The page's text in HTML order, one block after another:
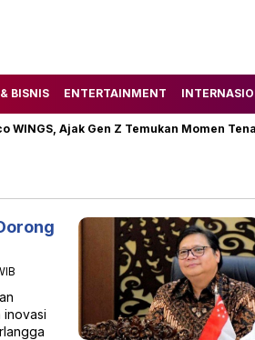
BISNIS ENTERTAINMENT
Ajak Gen Z Temukan Momen
inovasi